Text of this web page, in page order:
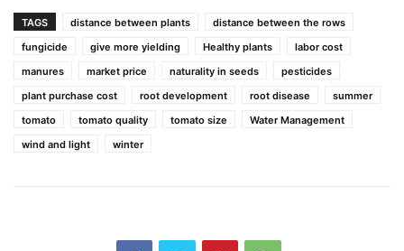
TAGS distance between plants
distance between the rows
fungicide
give more yielding Healthy plants
labor cost
manures
market price naturality in seeds
pesticides
plant purchase cost
root development root disease
summer
tomato
tomato quality tomato size
Water Management
wind and light
winter